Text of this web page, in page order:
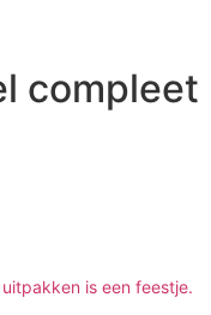
compleet
is een feestje.